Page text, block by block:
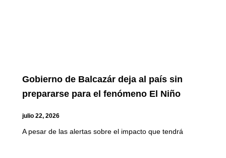
Gobierno de Balcazár deja al país sin
prepararse para el fenómeno El Niño
julio 22, 2026
A pesar de las alertas sobre el impacto que tendrá